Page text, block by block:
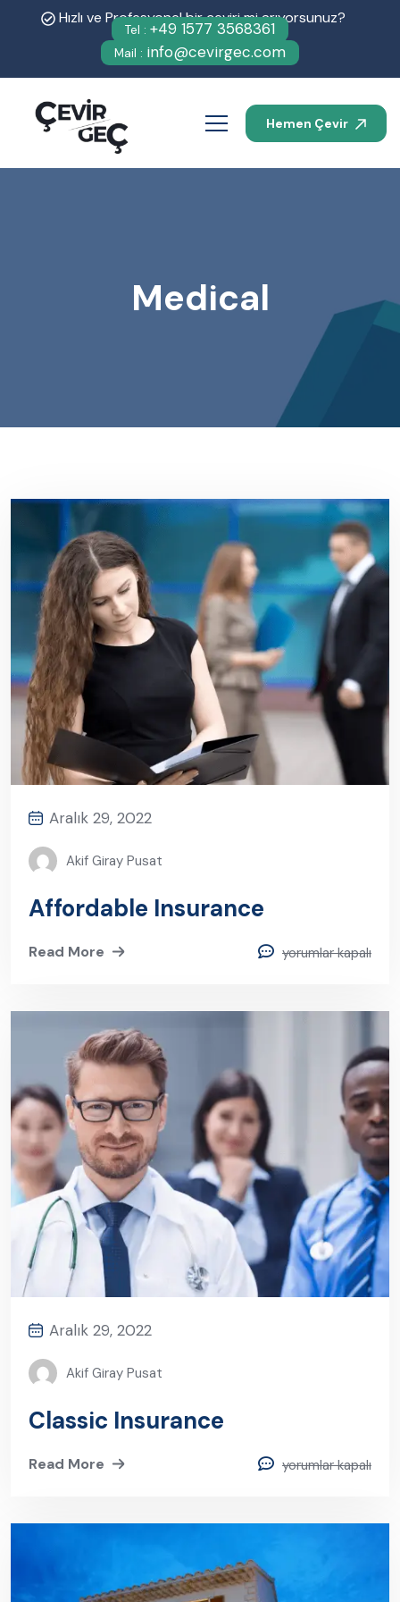
Hızlı ve Profesyonel bir çeviri mi arıyorsunuz?
Tel : +49 1577 3568361
Mail : info@cevirgec.com
Hemen Çevir
Medical
Aralık 29, 2022
Akif Giray Pusat
Affordable Insurance
Read More yorumlar kapalı
Aralık 29, 2022
Akif Giray Pusat
Classic Insurance
Read More yorumlar kapalı